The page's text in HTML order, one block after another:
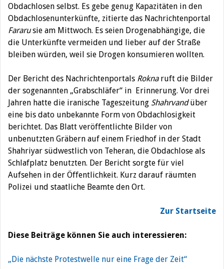
Obdachlosen selbst. Es gebe genug Kapazitäten in den
Obdachlosenunterkünfte, zitierte das Nachrichtenportal
Fararusie am Mittwoch. Es seien Drogenabhängige, die
die Unterkünfte vermeiden und lieber auf der Straße
bleiben würden, weil sie Drogen konsumieren wollten.
Der Bericht des Nachrichtenportals Roknaruft die Bilder
der sogenannten „Grabschläfer“ in Erinnerung. Vor drei
Jahren hatte die iranische Tageszeitung Shahrvandüber
eine bis dato unbekannte Form von Obdachlosigkeit
berichtet. Das Blatt veröffentlichte Bilder von
unbenutzten Gräbern auf einem Friedhof in der Stadt
Shahriyar südwestlich von Teheran, die Obdachlose als
Schlafplatz benutzten. Der Bericht sorgte für viel
Aufsehen in der Öffentlichkeit. Kurz darauf räumten
Polizei und staatliche Beamte den Ort.
Zur Startseite
Diese Beiträge können Sie auch interessieren:
„Die nächste Protestwelle nur eine Frage der Zeit“